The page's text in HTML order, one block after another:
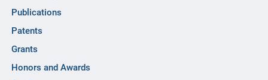
Publications
Patents
Grants
Honors and Awards